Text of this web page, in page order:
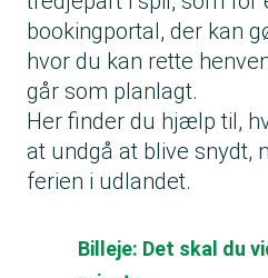
bookingportal, der kan
hvor du kan rette
går som planlagt.
Her finder du hjælp til,
at undgå at blive snydt,
ferien i udlandet.
Billeje: Det skal du